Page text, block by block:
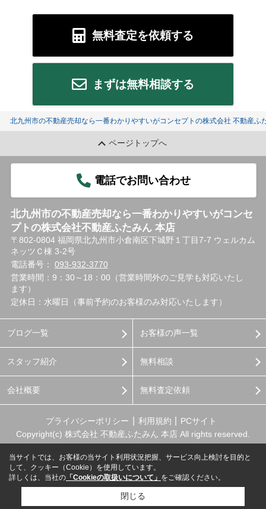
無料査定を依頼する
まずは無料相談する
北九州市の不動産売却なら一番わかりやすいがコンセプトの株式会社 不動産ふ
ページトップへ
電話でお問い合わせ
北九州市の不動産売却なら一番わかりやすいがコンセ
プトの株式会社不動産ふたみん 本店
〒802-0804 福岡県北九州市小倉南区下城野１丁目7-7 ウェルカム
ネッツＣ棟 3-2号
電話番号： 093-932-3770
営業時間：9：30～18：00（営業時間外のご見学も対応いたし
ます）
定休日：水曜日（事前予約のお客様のみ対応いたします）
ブログ一覧
スタッフ紹介
会社概要
お客様の声一覧
無料相談
無料査定依頼
プライバシーポリシー 利用規約
PCサイト
Copyright(c) 株式会社 不動産ふたみん 本店 All rights reserved.
当サイトでは、お客様の当サイト利用状況把握、サービス向上検討を目的と
して、クッキー（Cookie）を使用しています。
詳しくは、当社の 「Cookieの取扱いについて」 をご確認ください。
閉じる